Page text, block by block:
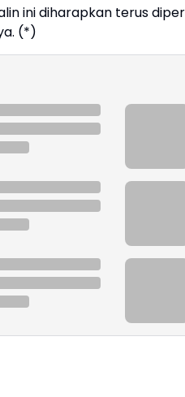
ini diharapkan terus
(*)